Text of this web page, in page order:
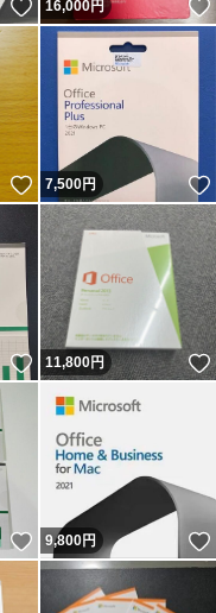
いいね！
16,000円
いいね！
7,500円
いいね！
11,800円
いいね！
9,800円